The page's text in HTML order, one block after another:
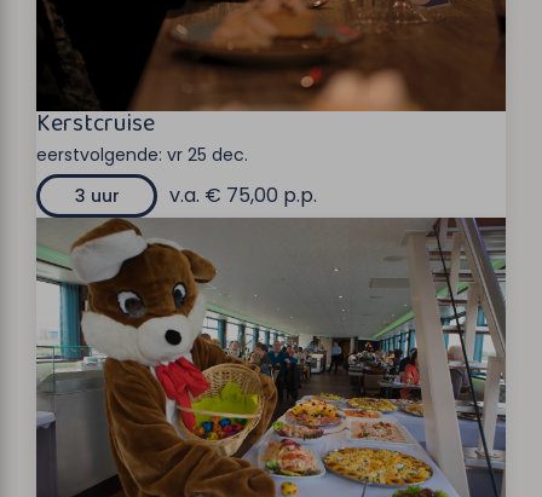
Kerstcruise
eerstvolgende: vr 25 dec.
3 uur
v.a. € 75,00 p.p.